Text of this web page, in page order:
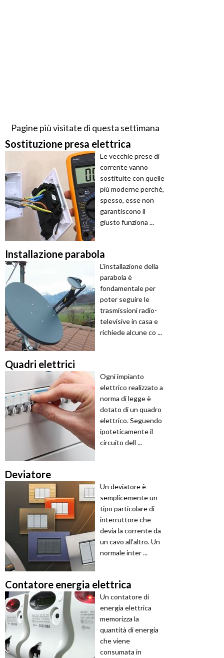
Pagine più visitate di questa settimana
Sostituzione presa elettrica
Le vecchie prese di
corrente vanno
sostituite con quelle
più moderne perché,
spesso, esse non
garantiscono il
giusto funziona ...
Installazione parabola
L'installazione della
parabola è
fondamentale per
poter seguire le
trasmissioni radio-
televisive in casa e
richiede alcune co ...
Quadri elettrici
Ogni impianto
elettrico realizzato a
norma di legge è
dotato di un quadro
elettrico. Seguendo
ipoteticamente il
circuito dell ...
Deviatore
Un deviatore è
semplicemente un
tipo particolare di
interruttore che
devia la corrente da
un cavo all’altro. Un
normale inter ...
Contatore energia elettrica
Un contatore di
energia elettrica
memorizza la
quantità di energia
che viene
consumata in